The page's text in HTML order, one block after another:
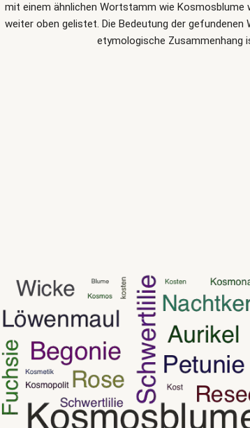
mit einem ähnlichen Wortstamm wie
weiter oben gelistet. Die Bedeutung der
etymologische Zusammenhang